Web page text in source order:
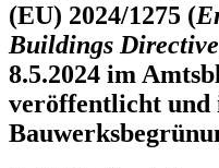
(EU) 2024/1275 (
Buildings Directive
8.5.2024 im
veröffentlicht und